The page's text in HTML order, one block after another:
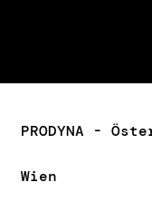
PRODYNA -
Wien